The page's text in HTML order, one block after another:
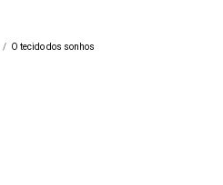
/ O tecido dos sonhos